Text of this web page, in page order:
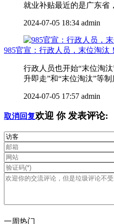
就业补贴最近的是广东省
2024-07-05 18:34 admin
985官宣：行政人员，末位淘汰！
行政人员也开始“末位淘
升即走”和“末位淘汰”等
2024-07-05 17:57 admin
取消回复欢迎 你发表评论:
一周热门